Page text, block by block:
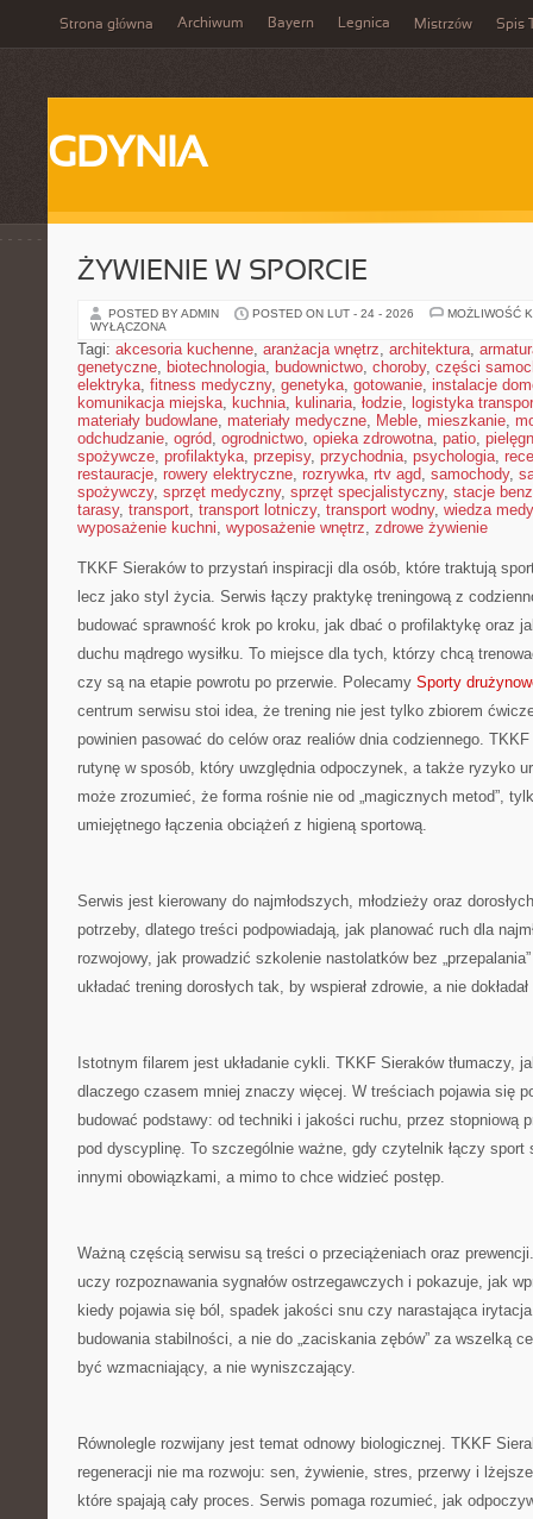
Strona główna Archiwum Bayern Legnica Mistrzów Spis
GDYNIA
ŻYWIENIE W SPORCIE
POSTED BY ADMIN POSTED ON LUT - 24 - 2026
MOŻLIWOŚĆ
WYŁĄCZONA
Tagi: akcesoria kuchenne, aranżacja wnętrz, architektura,
genetyczne, biotechnologia, budownictwo, choroby, części
elektryka, fitness medyczny, genetyka, gotowanie, instalacje
komunikacja miejska, kuchnia, kulinaria, łodzie, logistyka
materiały budowlane, materiały medyczne, Meble, mieszkanie,
odchudzanie, ogród, ogrodnictwo, opieka zdrowotna, patio,
spożywcze, profilaktyka, przepisy, przychodnia, psychologia,
restauracje, rowery elektryczne, rozrywka, rtv agd, samochody,
spożywczy, sprzęt medyczny, sprzęt specjalistyczny, stacje
tarasy, transport, transport lotniczy, transport wodny, wiedza
wyposażenie kuchni, wyposażenie wnętrz, zdrowe żywienie
TKKF Sieraków to przystań inspiracji dla osób, które traktują
lecz jako styl życia. Serwis łączy praktykę treningową z
budować sprawność krok po kroku, jak dbać o profilaktykę oraz
duchu mądrego wysiłku. To miejsce dla tych, którzy chcą
czy są na etapie powrotu po przerwie. Polecamy Sporty
centrum serwisu stoi idea, że trening nie jest tylko zbiorem
powinien pasować do celów oraz realiów dnia codziennego.
rutynę w sposób, który uwzględnia odpoczynek, a także ryzyko
może zrozumieć, że forma rośnie nie od „magicznych metod”,
umiejętnego łączenia obciążeń z higieną sportową.
Serwis jest kierowany do najmłodszych, młodzieży oraz
potrzeby, dlatego treści podpowiadają, jak planować ruch dla
rozwojowy, jak prowadzić szkolenie nastolatków bez
układać trening dorosłych tak, by wspierał zdrowie, a nie
Istotnym filarem jest układanie cykli. TKKF Sieraków tłumaczy,
dlaczego czasem mniej znaczy więcej. W treściach pojawia się
budować podstawy: od techniki i jakości ruchu, przez stopniową
pod dyscyplinę. To szczególnie ważne, gdy czytelnik łączy
innymi obowiązkami, a mimo to chce widzieć postęp.
Ważną częścią serwisu są treści o przeciążeniach oraz
uczy rozpoznawania sygnałów ostrzegawczych i pokazuje, jak
kiedy pojawia się ból, spadek jakości snu czy narastająca
budowania stabilności, a nie do „zaciskania zębów” za wszelką
być wzmacniający, a nie wyniszczający.
Równolegle rozwijany jest temat odnowy biologicznej. TKKF
regeneracji nie ma rozwoju: sen, żywienie, stres, przerwy i
które spajają cały proces. Serwis pomaga rozumieć, jak